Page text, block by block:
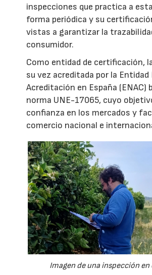
inspecciones que practica a
forma periódica y su
vistas a garantizar la
consumidor.
Como entidad de certificación,
su vez acreditada por la Entidad
Acreditación en España (ENAC)
norma UNE-17065, cuyo
confianza en los mercados y
comercio nacional e
Imagen de una inspección en